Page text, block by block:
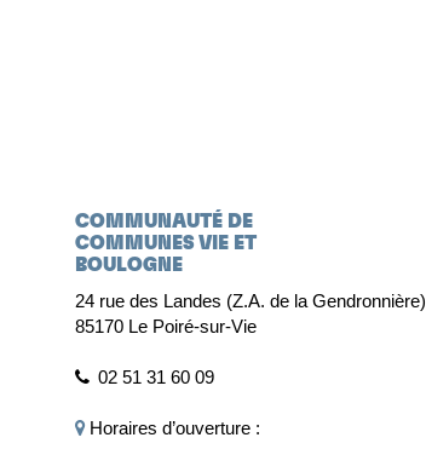
COMMUNAUTÉ DE
COMMUNES VIE ET
BOULOGNE
24 rue des Landes (Z.A. de la Gendronnière)
85170 Le Poiré-sur-Vie
02 51 31 60 09
Horaires d’ouverture :